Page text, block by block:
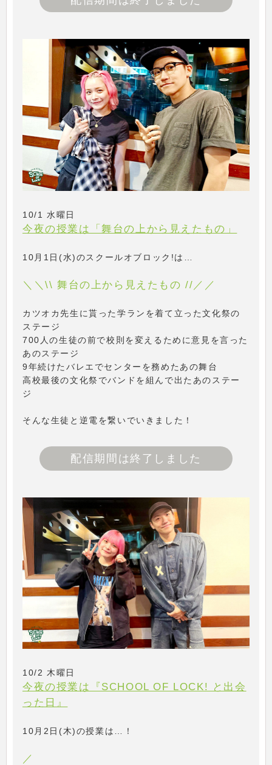
10/1 水曜日
今夜の授業は「舞台の上から見えたもの」
10月1日(水)のスクールオブロック!は…
＼＼\\ 舞台の上から見えたもの //／／
カツオカ先生に貰った学ランを着て立った文化祭の
ステージ
700人の生徒の前で校則を変えるために意見を言った
あのステージ
9年続けたバレエでセンターを務めたあの舞台
高校最後の文化祭でバンドを組んで出たあのステー
ジ
そんな生徒と逆電を繋いでいきました！
配信期間は終了しました
10/2 木曜日
今夜の授業は『SCHOOL OF LOCK! と出会
った日』
10月2日(木)の授業は…！
／